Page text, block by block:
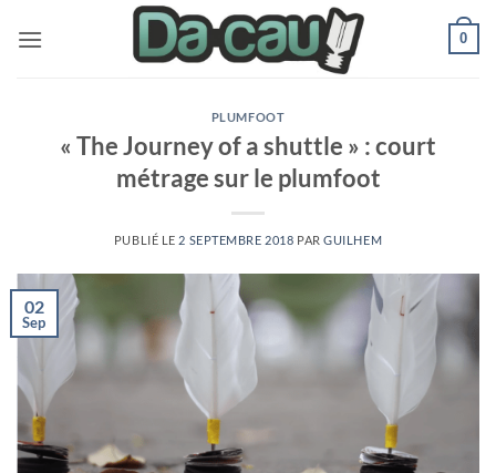
0
PLUMFOOT
« The Journey of a shuttle » : court
métrage sur le plumfoot
PUBLIÉ LE 2 SEPTEMBRE 2018 PARGUILHEM
02
Sep